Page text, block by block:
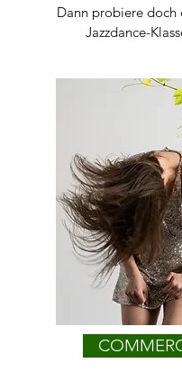
Dann probiere doch
Jazzdance-